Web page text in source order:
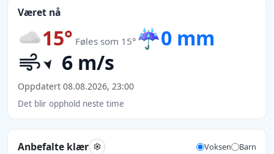
Været nå
15° Føles som 15° ☔0 mm
6 m/s
Oppdatert 08.08.2026, 23:00
Det blir opphold neste time
Anbefalte klær Voksen Barn